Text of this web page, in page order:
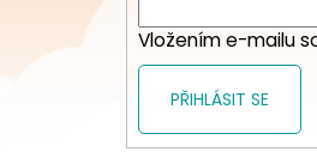
Vložením e-mailu
PŘIHLÁSIT SE